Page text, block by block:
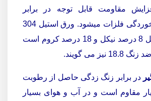
مقاومت قابل توجه در برابر
اکسیداسیون و خوردگی فلزات میشود. ورق استیل 304
نگیر دارای حداقل 8 درصد نیکل و 18 درصد کروم است
می گویند.
در برابر زنگ زدگی حاصل از رطوبت
مقاوم است و در آب و هوای بسیار